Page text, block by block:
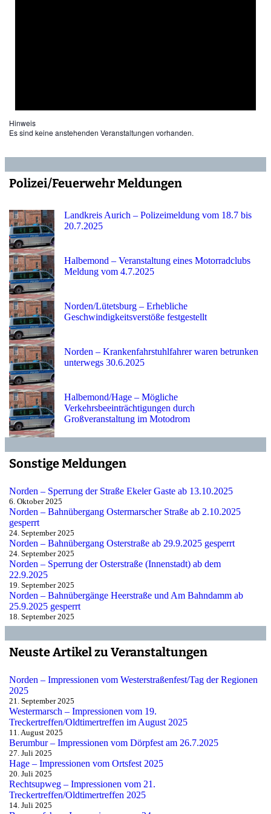
Hinweis
Es sind keine anstehenden Veranstaltungen vorhanden.
Polizei/Feuerwehr Meldungen
Landkreis Aurich – Polizeimeldung vom 18.7 bis
20.7.2025
Halbemond – Veranstaltung eines Motorradclubs
Meldung vom 4.7.2025
Norden/Lütetsburg – Erhebliche
Geschwindigkeitsverstöße festgestellt
Norden – Krankenfahrstuhlfahrer waren betrunken
unterwegs 30.6.2025
Halbemond/Hage – Mögliche
Verkehrsbeeinträchtigungen durch
Großveranstaltung im Motodrom
Sonstige Meldungen
Norden – Sperrung der Straße Ekeler Gaste ab 13.10.2025
6. Oktober 2025
Norden – Bahnübergang Ostermarscher Straße ab 2.10.2025
gesperrt
24. September 2025
Norden – Bahnübergang Osterstraße ab 29.9.2025 gesperrt
24. September 2025
Norden – Sperrung der Osterstraße (Innenstadt) ab dem
22.9.2025
19. September 2025
Norden – Bahnübergänge Heerstraße und Am Bahndamm ab
25.9.2025 gesperrt
18. September 2025
Neuste Artikel zu Veranstaltungen
Norden – Impressionen vom Westerstraßenfest/Tag der Regionen
2025
21. September 2025
Westermarsch – Impressionen vom 19.
Treckertreffen/Oldtimertreffen im August 2025
11. August 2025
Berumbur – Impressionen vom Dörpfest am 26.7.2025
27. Juli 2025
Hage – Impressionen vom Ortsfest 2025
20. Juli 2025
Rechtsupweg – Impressionen vom 21.
Treckertreffen/Oldtimertreffen 2025
14. Juli 2025